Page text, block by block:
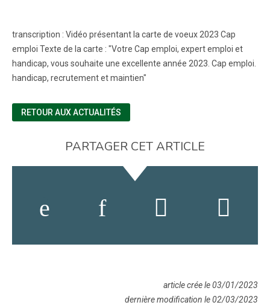
transcription : Vidéo présentant la carte de voeux 2023 Cap
emploi Texte de la carte : "Votre Cap emploi, expert emploi et
handicap, vous souhaite une excellente année 2023. Cap emploi.
handicap, recrutement et maintien"
RETOUR AUX ACTUALITÉS
PARTAGER CET ARTICLE
article crée le 03/01/2023
dernière modification le 02/03/2023